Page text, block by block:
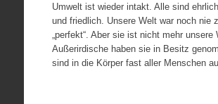
Umwelt ist wieder intakt. Alle sind
und friedlich. Unsere Welt war noch nie
„perfekt“. Aber sie ist nicht mehr unsere
Außerirdische haben sie in Besitz
sind in die Körper fast aller Menschen